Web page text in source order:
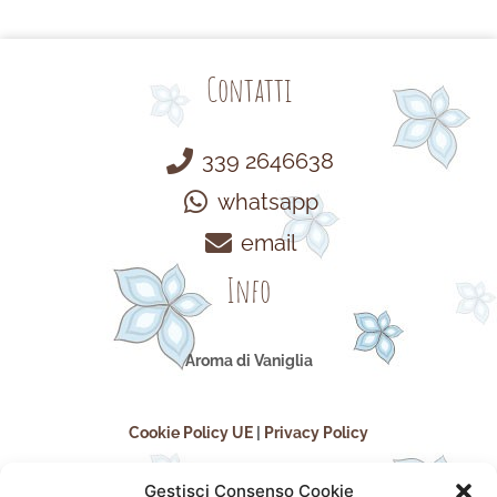
Gestisci Consenso Cookie
Contatti
339 2646638
whatsapp
email
Info
Aroma di Vaniglia
Cookie Policy UE Privacy Policy